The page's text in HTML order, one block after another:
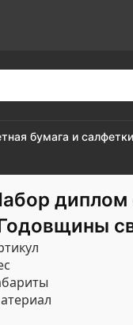
бумага и салфетки
диплом